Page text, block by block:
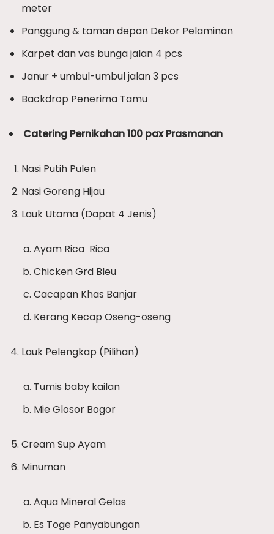
meter
Panggung & taman depan Dekor Pelaminan
Karpet dan vas bunga jalan 4 pcs
Janur + umbul-umbul jalan 3 pcs
Backdrop Penerima Tamu
Catering Pernikahan 100 pax Prasmanan
Nasi Putih Pulen
Nasi Goreng Hijau
Lauk Utama (Dapat 4 Jenis)
Ayam Rica  Rica
Chicken Grd Bleu
Cacapan Khas Banjar
Kerang Kecap Oseng-oseng
Lauk Pelengkap (Pilihan)
Tumis baby kailan
Mie Glosor Bogor
Cream Sup Ayam
Minuman
Aqua Mineral Gelas
Es Toge Panyabungan